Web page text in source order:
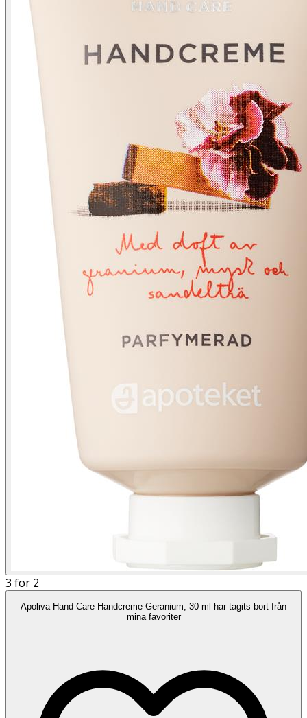
3 för 2
Apoliva Hand Care Handcreme Geranium, 30 ml har tagits bort från
mina favoriter